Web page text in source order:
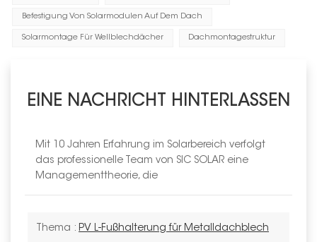
Befestigung Von Solarmodulen Auf Dem Dach
Solarmontage Für Wellblechdächer Dachmontagestruktur
EINE NACHRICHT HINTERLASSEN
Mit 10 Jahren Erfahrung im Solarbereich verfolgt
das professionelle Team von SIC SOLAR eine
Managementtheorie, die
Thema : PV L-Fußhalterung für Metalldachblech